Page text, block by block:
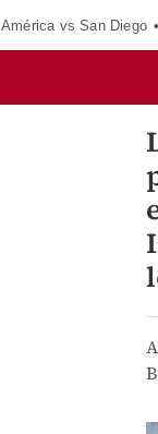
América vs San Diego